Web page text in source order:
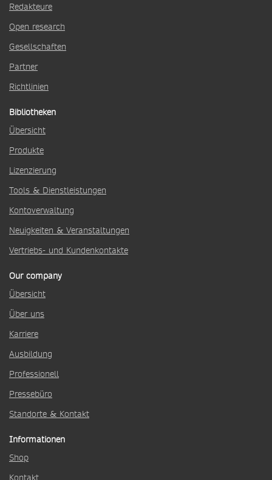
Redakteure
Open research
Gesellschaften
Partner
Richtlinien
Bibliotheken
Übersicht
Produkte
Lizenzierung
Tools & Dienstleistungen
Kontoverwaltung
Neuigkeiten & Veranstaltungen
Vertriebs- und Kundenkontakte
Our company
Übersicht
Über uns
Karriere
Ausbildung
Professionell
Pressebüro
Standorte & Kontakt
Informationen
Shop
Kontakt